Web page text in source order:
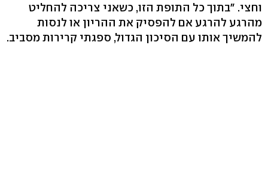
וחצי. "בתוך כל התופת הזו, כשאני צריכה להחליט
מהרגע להרגע אם להפסיק את ההריון או לנסות
להמשיך אותו עם הסיכון הגדול, ספגתי קרירות מסביב.